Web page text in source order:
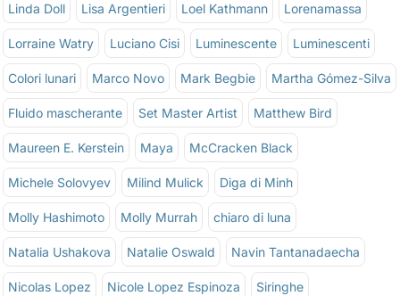
Linda Doll Lisa Argentieri Loel Kathmann Lorenamassa
Lorraine Watry Luciano Cisi Luminescente Luminescenti
Colori lunari Marco Novo Mark Begbie Martha Gómez-Silva
Fluido mascherante Set Master Artist Matthew Bird
Maureen E. Kerstein Maya McCracken Black
Michele Solovyev Milind Mulick Diga di Minh
Molly Hashimoto Molly Murrah chiaro di luna
Natalia Ushakova Natalie Oswald Navin Tantanadaecha
Nicolas Lopez Nicole Lopez Espinoza Siringhe